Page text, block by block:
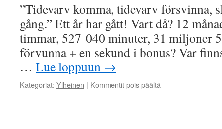
”Tidevarv komma, tidevarv försvinna,
gång.” Ett år har gått! Vart då? 12
timmar, 527 040 minuter, 31 miljoner
förvunna + en sekund i bonus? Var
… Lue loppuun →
Kategoriat: Ylheinen | Kommentit pois päältä